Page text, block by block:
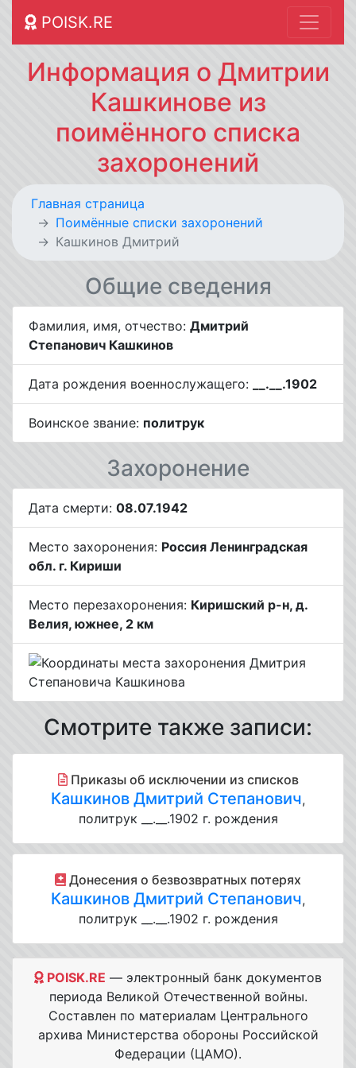
POISK.RE
Информация о Дмитрии
Кашкинове из
поимённого списка
захоронений
Главная страница
Поимённые списки захоронений
Кашкинов Дмитрий
Общие сведения
Фамилия, имя, отчество: Дмитрий
Степанович Кашкинов
Дата рождения военнослужащего: __.__.1902
Воинское звание: политрук
Захоронение
Дата смерти: 08.07.1942
Место захоронения: Россия Ленинградская
обл. г. Кириши
Место перезахоронения: Киришский р-н, д.
Велия, южнее, 2 км
Смотрите также записи:
Приказы об исключении из списков
Кашкинов Дмитрий Степанович,
политрук __.__.1902 г. рождения
Донесения о безвозвратных потерях
Кашкинов Дмитрий Степанович,
политрук __.__.1902 г. рождения
POISK.RE — электронный банк документов
периода Великой Отечественной войны.
Составлен по материалам Центрального
архива Министерства обороны Российской
Федерации (ЦАМО).